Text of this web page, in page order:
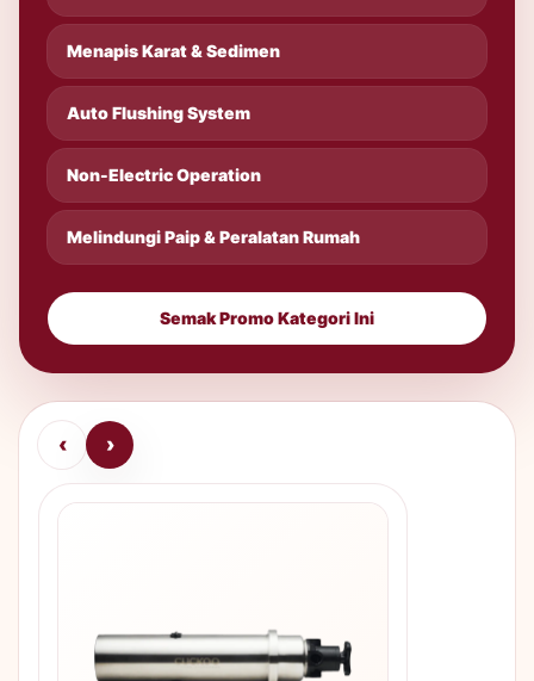
Menapis Karat & Sedimen
Auto Flushing System
Non-Electric Operation
Melindungi Paip & Peralatan Rumah
Semak Promo Kategori Ini
‹ ›